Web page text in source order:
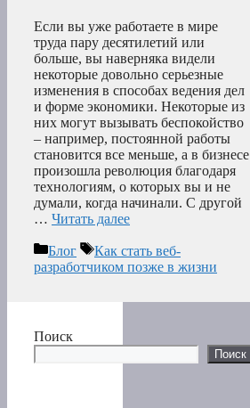
Если вы уже работаете в мире
труда пару десятилетий или
больше, вы наверняка видели
некоторые довольно серьезные
изменения в способах ведения дел
и форме экономики. Некоторые из
них могут вызывать беспокойство
– например, постоянной работы
становится все меньше, а в бизнесе
произошла революция благодаря
технологиям, о которых вы и не
думали, когда начинали. С другой
… Читать далее
Рубрики
Блог Метки
Как стать веб-
разработчиком позже в жизни
Поиск
Поиск